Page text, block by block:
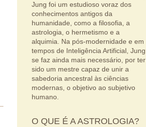
Jung foi um estudioso voraz dos
conhecimentos antigos da
humanidade, como a filosofia, a
astrologia, o hermetismo e a
alquimia. Na pós-modernidade e em
tempos de Inteligência Artificial, Jung
se faz ainda mais necessário, por ter
sido um mestre capaz de unir a
sabedoria ancestral às ciências
modernas, o objetivo ao subjetivo
humano.
O QUE É A ASTROLOGIA?